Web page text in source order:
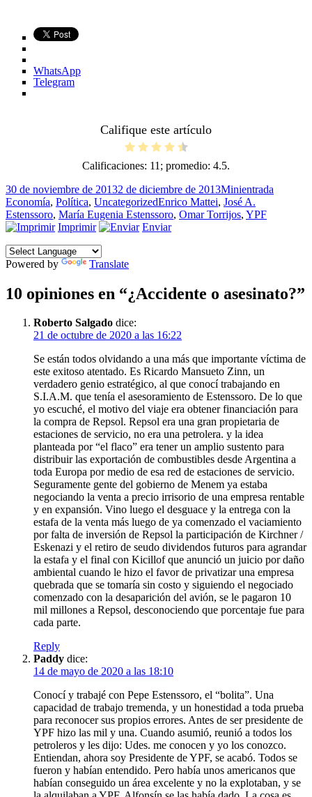
WhatsApp
Telegram
Califique este artículo
Calificaciones: 11 ; promedio: 4.5.
Publicado
el
30 de noviembre de 20132 de diciembre de 2013Formato
Minientrada
Economía, Política, UncategorizedEtiquetas
Enrico Mattei, José A.
Estenssoro, María Eugenia Estenssoro, Omar Torrijos, YPF
Imprimir
Enviar
Powered by Translate
10 opiniones en “¿Accidente o asesinato?”
Roberto Salgado dice:
21 de octubre de 2020 a las 16:22
Se están todos olvidando a una más que importante víctima de
este exitoso atentado. Es Ricardo Mansueto Zinn, un
verdadero genio estratégico, al que conocí trabajando en
S.I.A.M. que tenía el asesoramiento de Estenssoro. De lo que
yo escuché, el motivo del viaje era obtener financiación para
la compra de Repsol. Repsol era una gran propietaria de
estaciones de servicio, no era una petrolera. y la idea
planteada por “el flaco” era tener un amplio sustento para
distribuir las exportación de combustibles desde Argentina a
toda Europa por medio de esa red de estaciones de servicio.
Seguramente gente del gobierno de Menem ya estaba
negociando la venta a precio irrisorio de una empresa rentable
y en expansión. Vino luego el desguace y la entrega con la
estafa de la venta más luego de ya comenzado el vaciamiento
por falta de inversión de Repsol la participación de Kirchner /
Eskenazi y el retiro de seudo dividendos futuros para agrandar
la estafa y el final con Kicillof que anunció un juicio por daño
ambiental cuando le hizo el favor de privatizar una empresa
quebrada que se tomaría sin costo y siguiendo el negociado
comenzado con la desaparición del avión, se le pagaron 10
mil millones a Repsol, desconociendo que porcentaje fue para
cada parte.
Reply
Paddy dice:
14 de mayo de 2020 a las 18:10
Conocí y trabajé con Pepe Estenssoro, el “bolita”. Una
capacidad de trabajo tremenda, y un honestidad a toda prueba
para reconocer sus propios errores. Antes de ser presidente de
YPF hizo las mil y una. Cuando asumió, reunió a todos los
petroleros y les dijo: Udes. me conocen y yo los conozco.
Entiendan, ahora soy Presidente de YPF, se acabó. Todos se
fueron y habían entendido. Pero había unos americanos que
habían conseguido un área excelente y no la explotaban, y se